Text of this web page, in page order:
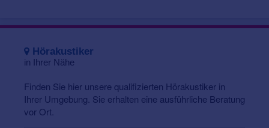
vielen, modischen Farben und Farbkombinationen und
die Fusion-Hörgeräte durch eine leichte Handhabung.
Eine Besonderheit: Fusion Hörgeräte können auf
Wunsch mit Swarovski Elements in Handarbeit veredelt
werden.
Hörakustiker
in Ihrer Nähe
Finden Sie hier unsere qualifizierten Hörakustiker in
Ihrer Umgebung. Sie erhalten eine ausführliche Beratung
vor Ort.